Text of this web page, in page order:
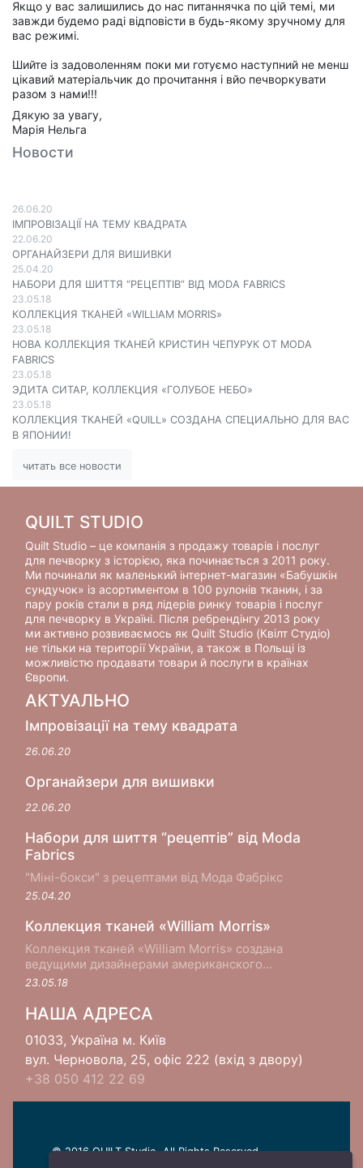
Якщо у вас залишились до нас питаннячка по цій темі, ми
завжди будемо раді відповісти в будь-якому зручному для
вас режимі.
Шийте із задоволенням поки ми готуємо наступний не менш
цікавий матеріальчик до прочитання і вйо печворкувати
разом з нами!!!
Дякую за увагу,
Марія Нельга
Новости
26.06.20
ІМПРОВІЗАЦІЇ НА ТЕМУ КВАДРАТА
22.06.20
ОРГАНАЙЗЕРИ ДЛЯ ВИШИВКИ
25.04.20
НАБОРИ ДЛЯ ШИТТЯ “РЕЦЕПТІВ” ВІД MODA FABRICS
23.05.18
КОЛЛЕКЦИЯ ТКАНЕЙ «WILLIAM MORRIS»
23.05.18
НОВА КОЛЛЕКЦИЯ ТКАНЕЙ КРИСТИН ЧЕПУРУК ОТ MODA
FABRICS
23.05.18
ЭДИТА СИТАР, КОЛЛЕКЦИЯ «ГОЛУБОЕ НЕБО»
23.05.18
КОЛЛЕКЦИЯ ТКАНЕЙ «QUILL» СОЗДАНА СПЕЦИАЛЬНО ДЛЯ ВАС
В ЯПОНИИ!
читать все новости
QUILT STUDIO
Quilt Studio – це компанія з продажу товарів і послуг
для печворку з історією, яка починається з 2011 року.
Ми починали як маленький інтернет-магазин «Бабушкін
сундучок» із асортиментом в 100 рулонів тканин, і за
пару років стали в ряд лідерів ринку товарів і послуг
для печворку в Україні. Після ребрендінгу 2013 року
ми активно розвиваємось як Quilt Studio (Квілт Студіо)
не тільки на території України, а також в Польщі із
можливістю продавати товари й послуги в країнах
Європи.
АКТУАЛЬНО
Імпровізації на тему квадрата
26.06.20
Органайзери для вишивки
22.06.20
Набори для шиття “рецептів” від Moda
Fabrics
"Міні-бокси" з рецептами від Мода Фабрікс
25.04.20
Коллекция тканей «William Morris»
Коллекция тканей «William Morris» создана
ведущими дизайнерами американского
производителя хлопковых тканей Moda Fabrics в
Лондоне...
23.05.18
НАША АДРЕСА
01033, Україна м. Київ
вул. Черновола, 25, офіс 222 (вхід з двору)
+38 050 412 22 69
© 2016 QUILT Studio. All Rights Reserved.